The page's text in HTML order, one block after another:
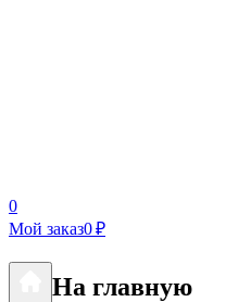
0
Мой заказ0 ₽
На главную